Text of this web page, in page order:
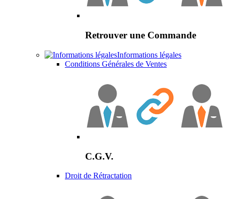
Retrouver une Commande
Informations légales
Conditions Générales de Ventes
C.G.V.
Droit de Rétractation